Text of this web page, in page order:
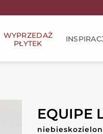
WYPRZEDAŻ
PŁYTEK
EQUIPE